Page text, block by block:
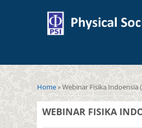
You are here
Home» Webinar Fisika Indoensia
WEBINAR FISIKA